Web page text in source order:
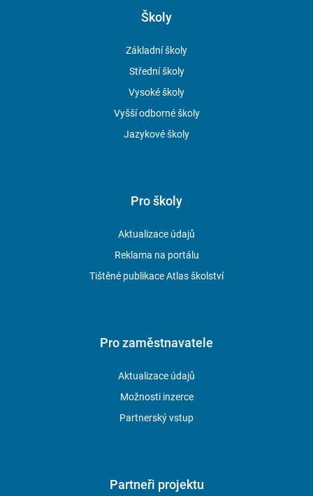
Školy
Základní školy
Střední školy
Vysoké školy
Vyšší odborné školy
Jazykové školy
Pro školy
Aktualizace údajů
Reklama na portálu
Tištěné publikace Atlas školství
Pro zaměstnavatele
Aktualizace údajů
Možnosti inzerce
Partnerský vstup
Partneři projektu